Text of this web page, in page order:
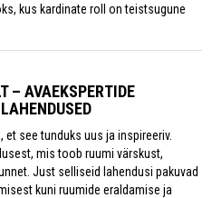
kus kardinate roll on teistsugune
– AVAEKSPERTIDE
et see tunduks uus ja inspireeriv.
mis toob ruumi värskust,
Just selliseid lahendusi pakuvad
kuni ruumide eraldamise ja